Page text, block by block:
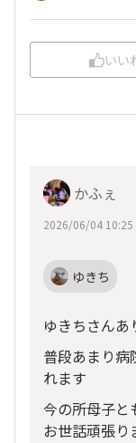
いい
かふぇ
2026/06/04 10:25
ゆきち
ゆきちさん
普段あまり病
れます
今の所母子と
お世話頑張り